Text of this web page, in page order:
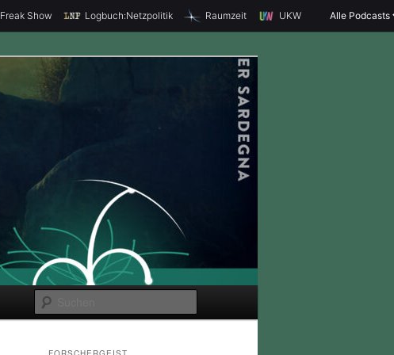
Freak Show Logbuch:Netzpolitik Raumzeit UKW Alle Podcasts
u